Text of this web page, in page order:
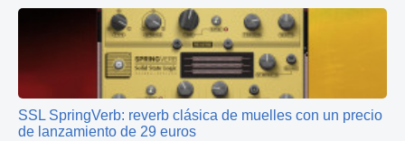
SSL SpringVerb: reverb clásica de muelles con un precio
de lanzamiento de 29 euros